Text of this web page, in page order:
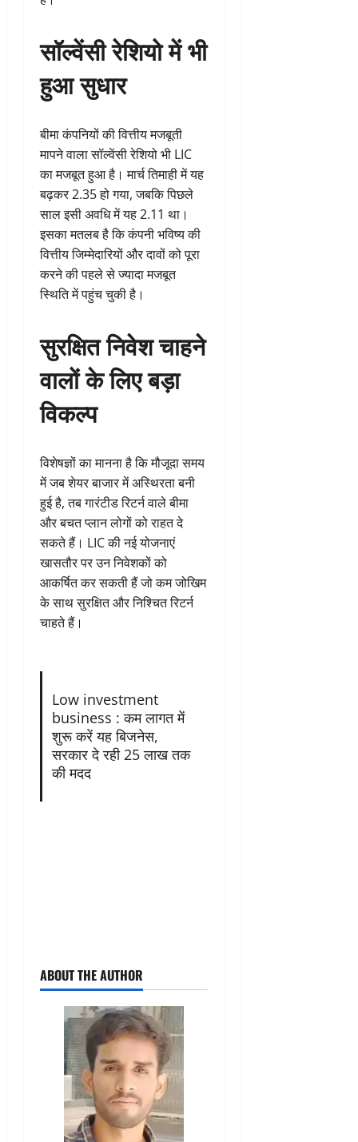
सॉल्वेंसी रेशियो में भी
हुआ सुधार
बीमा कंपनियों की वित्तीय मजबूती
मापने वाला सॉल्वेंसी रेशियो भी LIC
का मजबूत हुआ है। मार्च तिमाही में यह
बढ़कर 2.35 हो गया, जबकि पिछले
साल इसी अवधि में यह 2.11 था।
इसका मतलब है कि कंपनी भविष्य की
वित्तीय जिम्मेदारियों और दावों को पूरा
करने की पहले से ज्यादा मजबूत
स्थिति में पहुंच चुकी है।
सुरक्षित निवेश चाहने
वालों के लिए बड़ा
विकल्प
विशेषज्ञों का मानना है कि मौजूदा समय
में जब शेयर बाजार में अस्थिरता बनी
हुई है, तब गारंटीड रिटर्न वाले बीमा
और बचत प्लान लोगों को राहत दे
सकते हैं। LIC की नई योजनाएं
खासतौर पर उन निवेशकों को
आकर्षित कर सकती हैं जो कम जोखिम
के साथ सुरक्षित और निश्चित रिटर्न
चाहते हैं।
Low investment
business : कम लागत में
शुरू करें यह बिजनेस,
सरकार दे रही 25 लाख तक
की मदद
ABOUT THE AUTHOR